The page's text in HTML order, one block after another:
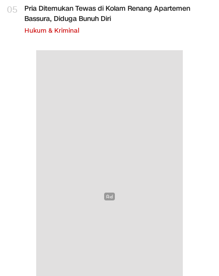
05
Pria Ditemukan Tewas di Kolam Renang Apartemen
Bassura, Diduga Bunuh Diri
Hukum & Kriminal